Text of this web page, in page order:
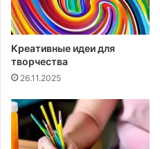
Креативные идеи для
творчества
26.11.2025